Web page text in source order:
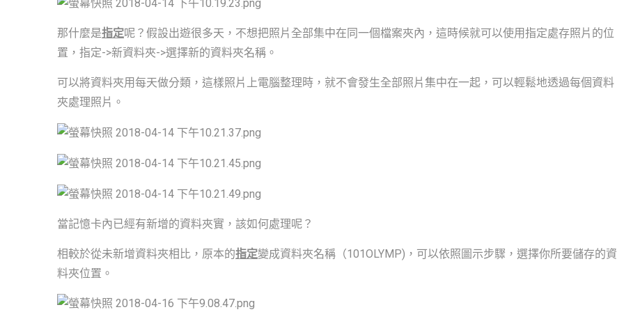
那什麼是指定呢？假設出遊很多天，不想把照片全部集中在同一個檔案夾內，這時候就可以使用指定處存照片的位
置，指定->新資料夾->選擇新的資料夾名稱。
可以將資料夾用每天做分類，這樣照片上電腦整理時，就不會發生全部照片集中在一起，可以輕鬆地透過每個資料
夾處理照片。
當記憶卡內已經有新增的資料夾實，該如何處理呢？
相較於從未新增資料夾相比，原本的指定變成資料夾名稱（101OLYMP)，可以依照圖示步驟，選擇你所要儲存的資
料夾位置。